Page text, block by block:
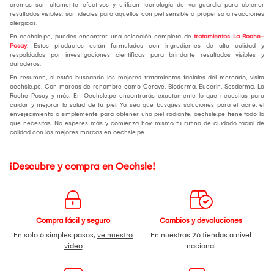
cremas son altamente efectivos y utilizan tecnología de vanguardia para obtener
resultados visibles. son ideales para aquellos con piel sensible o propensa a reacciones
alérgicas.
En oechsle.pe, puedes encontrar una selección completa de tratamientos La Roche-
Posay. Estos productos están formulados con ingredientes de alta calidad y
respaldados por investigaciones científicas para brindarte resultados visibles y
duraderos.
En resumen, si estás buscando los mejores tratamientos faciales del mercado, visita
oechsle.pe. Con marcas de renombre como Cerave, Bioderma, Eucerin, Sesderma, La
Roche Posay y más. En Oechsle.pe encontrarás exactamente lo que necesitas para
cuidar y mejorar la salud de tu piel. Ya sea que busques soluciones para el acné, el
envejecimiento o simplemente para obtener una piel radiante, oechsle.pe tiene todo lo
que necesitas. No esperes más y comienza hoy mismo tu rutina de cuidado facial de
calidad con las mejores marcas en oechsle.pe.
¡Descubre y compra en Oechsle!
Compra fácil y seguro
En solo 6 simples pasos, ve nuestro
video
Cambios y devoluciones
En nuestras 26 tiendas a nivel
nacional